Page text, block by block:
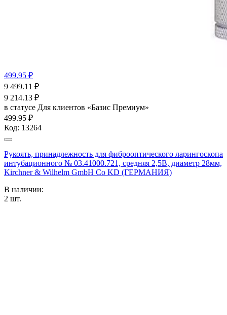
499.95 ₽
9 499.11 ₽
9 214.13 ₽
в статусе Для клиентов «Базис Премиум»
499.95 ₽
Код: 13264
Рукоять, принадлежность для фиброоптического ларингоскопа
интубационного № 03.41000.721, средняя 2,5В, диаметр 28мм,
Kirchner & Wilhelm GmbH Co KD (ГЕРМАНИЯ)
В наличии:
2 шт.